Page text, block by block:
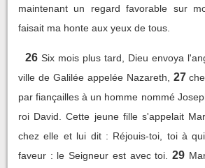
maintenant un regard favorable sur
faisait ma honte aux yeux de tous.
26 Six mois plus tard, Dieu envoya
ville de Galilée appelée Nazareth,
27
par fiançailles à un homme nommé
roi David. Cette jeune fille s'appelait
chez elle et lui dit : Réjouis-toi, toi à
faveur : le Seigneur est avec toi.
29